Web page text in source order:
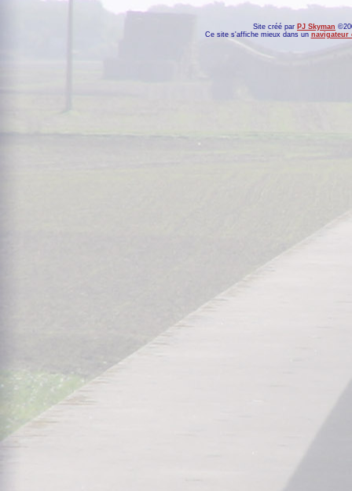
Site créé par PJ Skyman
Ce site s'affiche mieux dans un navigateur